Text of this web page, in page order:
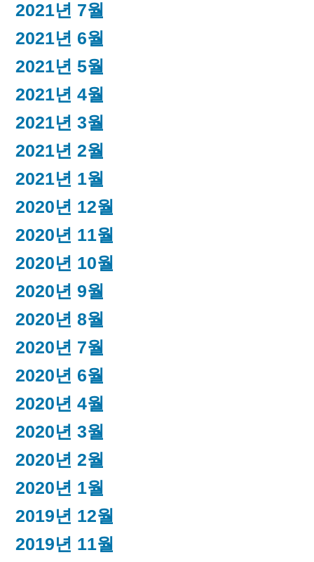
2021년 7월
2021년 6월
2021년 5월
2021년 4월
2021년 3월
2021년 2월
2021년 1월
2020년 12월
2020년 11월
2020년 10월
2020년 9월
2020년 8월
2020년 7월
2020년 6월
2020년 4월
2020년 3월
2020년 2월
2020년 1월
2019년 12월
2019년 11월